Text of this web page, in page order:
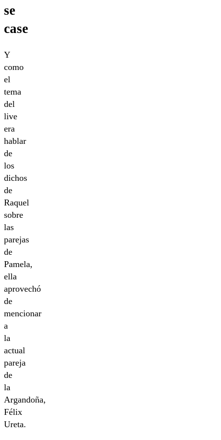
se
case
Y
como
el
tema
del
live
era
hablar
de
los
dichos
de
Raquel
sobre
las
parejas
de
Pamela,
ella
aprovechó
de
mencionar
a
la
actual
pareja
de
la
Argandoña,
Félix
Ureta.